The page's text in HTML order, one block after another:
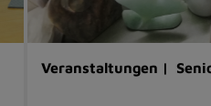
Veranstaltungen |